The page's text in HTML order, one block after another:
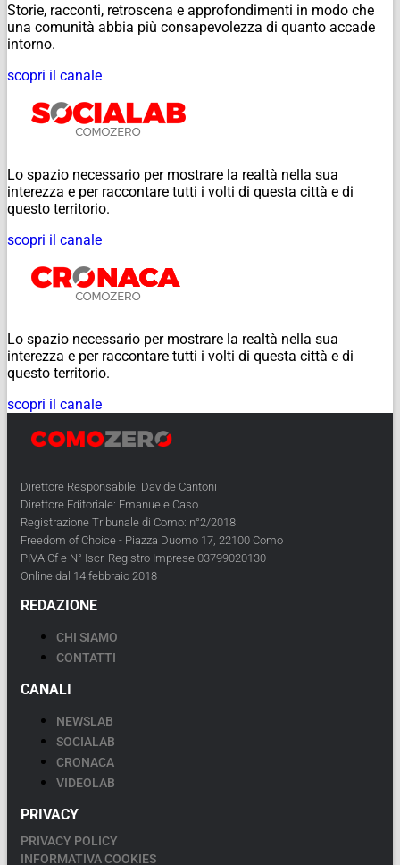
Storie, racconti, retroscena e approfondimenti in modo che
una comunità abbia più consapevolezza di quanto accade
intorno.
scopri il canale
Lo spazio necessario per mostrare la realtà nella sua
interezza e per raccontare tutti i volti di questa città e di
questo territorio.
scopri il canale
Lo spazio necessario per mostrare la realtà nella sua
interezza e per raccontare tutti i volti di questa città e di
questo territorio.
scopri il canale
Direttore Responsabile: Davide Cantoni
Direttore Editoriale: Emanuele Caso
Registrazione Tribunale di Como: n°2/2018
Freedom of Choice - Piazza Duomo 17, 22100 Como
PIVA Cf e N° Iscr. Registro Imprese 03799020130
Online dal 14 febbraio 2018
REDAZIONE
CHI SIAMO
CONTATTI
CANALI
NEWSLAB
SOCIALAB
CRONACA
VIDEOLAB
PRIVACY
PRIVACY POLICY
INFORMATIVA COOKIES